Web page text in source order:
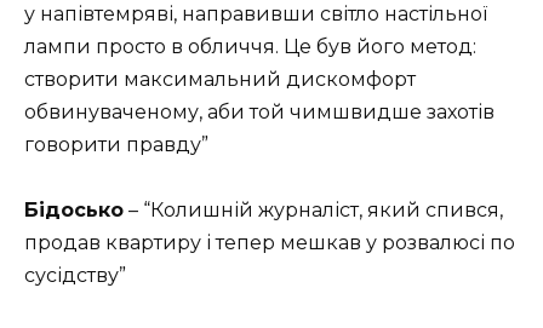
у напівтемряві, направивши світло настільної
лампи просто в обличчя. Це був його метод:
створити максимальний дискомфорт
обвинуваченому, аби той чимшвидше захотів
говорити правду”
Бідосько – “Колишній журналіст, який спився,
продав квартиру і тепер мешкав у розвалюсі по
сусідству”